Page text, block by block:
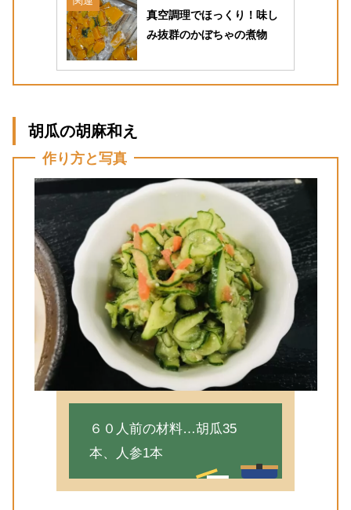
真空調理でほっくり！味し
み抜群のかぼちゃの煮物
胡瓜の胡麻和え
作り方と写真
６０人前の材料…胡瓜35
本、人参1本